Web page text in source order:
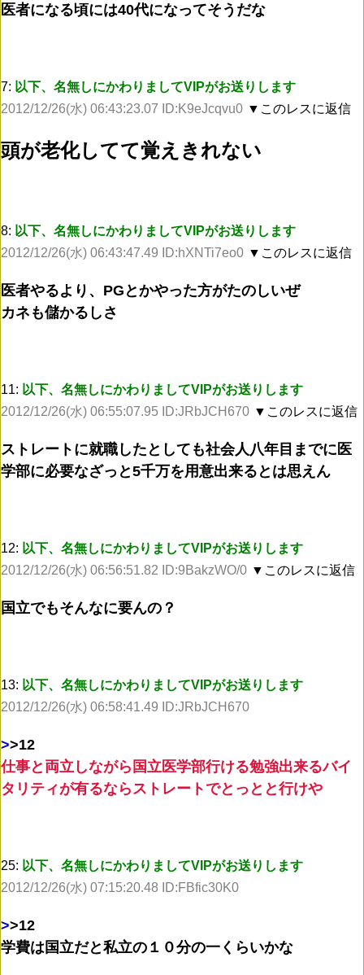
医者になる頃には40代になってそうだな
7: 以下、名無しにかわりましてVIPがお送りします
2012/12/26(水) 06:43:23.07 ID:K9eJcqvu0 ▼このレスに返信
頭が老化してて覚えきれない
8: 以下、名無しにかわりましてVIPがお送りします
2012/12/26(水) 06:43:47.49 ID:hXNTi7eo0 ▼このレスに返信
医者やるより、PGとかやった方がたのしいぜ
カネも儲かるしさ
11: 以下、名無しにかわりましてVIPがお送りします
2012/12/26(水) 06:55:07.95 ID:JRbJCH670 ▼このレスに返信
ストレートに就職したとしても社会人八年目までに医
学部に必要なざっと5千万を用意出来るとは思えん
12: 以下、名無しにかわりましてVIPがお送りします
2012/12/26(水) 06:56:51.82 ID:9BakzWO/0 ▼このレスに返信
国立でもそんなに要んの？
13: 以下、名無しにかわりましてVIPがお送りします
2012/12/26(水) 06:58:41.49 ID:JRbJCH670
>>12
仕事と両立しながら国立医学部行ける勉強出来るバイ
タリティが有るならストレートでとっとと行けや
25: 以下、名無しにかわりましてVIPがお送りします
2012/12/26(水) 07:15:20.48 ID:FBfic30K0
>>12
学費は国立だと私立の１０分の一くらいかな